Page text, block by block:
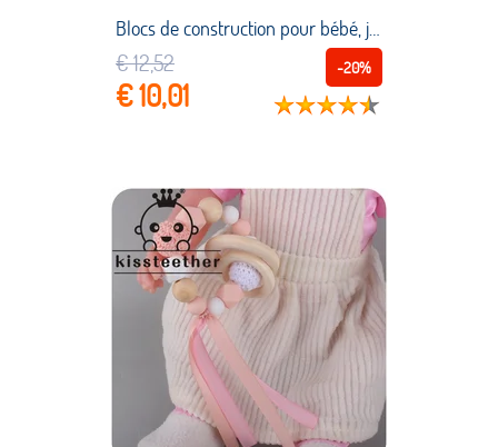
Blocs de construction pour bébé, jouets éducatifs 3D, puzzle, matériau en Silicone de qualité alimentaire, modèle Orange, décoration de la maison, fête prénatale
-20%
€ 12,52
€ 10,01